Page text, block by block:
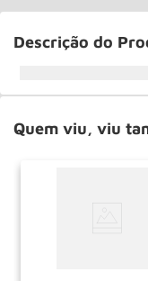
Descrição do
Quem viu, viu